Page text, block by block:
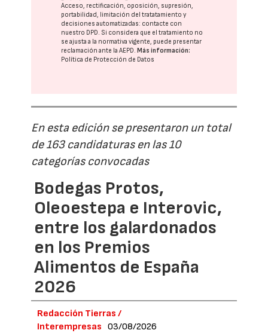
Acceso, rectificación, oposición, supresión,
portabilidad, limitación del tratatamiento y
decisiones automatizadas: contacte con
nuestro DPD. Si considera que el tratamiento no
se ajusta a la normativa vigente, puede presentar
reclamación ante laAEPD.Más información:
Política de Protección de Datos
En esta edición se presentaron un total
de 163 candidaturas en las 10
categorías convocadas
Bodegas Protos,
Oleoestepa e Interovic,
entre los galardonados
en los Premios
Alimentos de España
2026
Redacción Tierras /
Interempresas
03/08/2026